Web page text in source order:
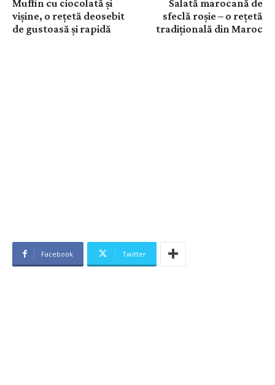
Muffin cu ciocolată și
vișine, o rețetă deosebit
de gustoasă și rapidă
Salată marocană de
sfeclă roșie – o rețetă
tradițională din Maroc
Facebook Twitter